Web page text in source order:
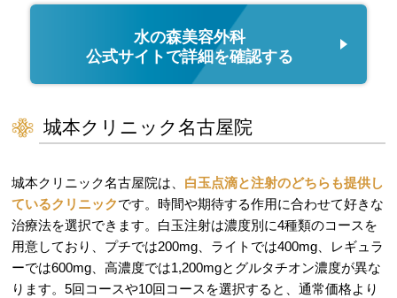
水の森美容外科
公式サイトで詳細を確認する
城本クリニック名古屋院
城本クリニック名古屋院は、 白玉点滴と注射のどちらも提供し
ているクリニックです。時間や期待する作用に合わせて好きな
治療法を選択できます。白玉注射は濃度別に4種類のコースを
用意しており、プチでは200mg、ライトでは400mg、レギュラ
ーでは600mg、高濃度では1,200mgとグルタチオン濃度が異な
ります。5回コースや10回コースを選択すると、通常価格より